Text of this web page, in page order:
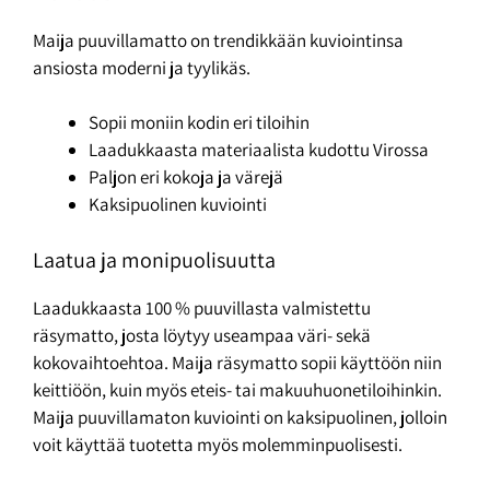
Maija puuvillamatto on trendikkään kuviointinsa
ansiosta moderni ja tyylikäs.
Sopii moniin kodin eri tiloihin
Laadukkaasta materiaalista kudottu Virossa
Paljon eri kokoja ja värejä
Kaksipuolinen kuviointi
Laatua ja monipuolisuutta
Laadukkaasta 100 % puuvillasta valmistettu
räsymatto, josta löytyy useampaa väri- sekä
kokovaihtoehtoa. Maija räsymatto sopii käyttöön niin
keittiöön, kuin myös eteis- tai makuuhuonetiloihinkin.
Maija puuvillamaton kuviointi on kaksipuolinen, jolloin
voit käyttää tuotetta myös molemminpuolisesti.